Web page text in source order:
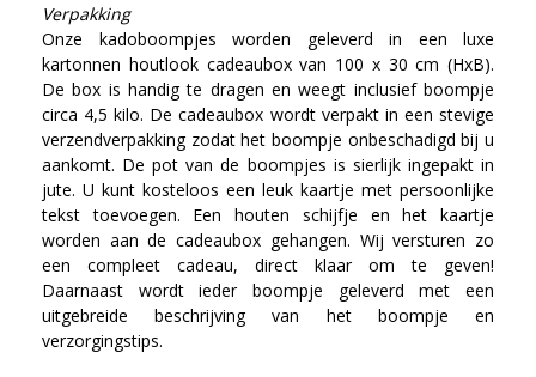
Verpakking
Onze kadoboompjes worden geleverd in een luxe
kartonnen houtlook cadeaubox van 100 x 30 cm (HxB).
De box is handig te dragen en weegt inclusief boompje
circa 4,5 kilo. De cadeaubox wordt verpakt in een stevige
verzendverpakking zodat het boompje onbeschadigd bij u
aankomt. De pot van de boompjes is sierlijk ingepakt in
jute. U kunt kosteloos een leuk kaartje met persoonlijke
tekst toevoegen. Een houten schijfje en het kaartje
worden aan de cadeaubox gehangen. Wij versturen zo
een compleet cadeau, direct klaar om te geven!
Daarnaast wordt ieder boompje geleverd met een
uitgebreide beschrijving van het boompje en
verzorgingstips.